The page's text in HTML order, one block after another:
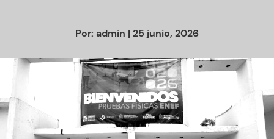
Por: admin | 25 junio, 2026